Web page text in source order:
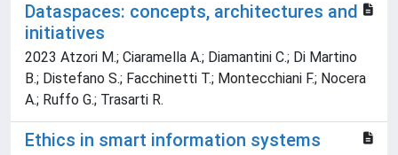
Dataspaces: concepts, architectures and
initiatives
2023 Atzori M.; Ciaramella A.; Diamantini C.; Di Martino
B.; Distefano S.; Facchinetti T.; Montecchiani F.; Nocera
A.; Ruffo G.; Trasarti R.
Ethics in smart information systems